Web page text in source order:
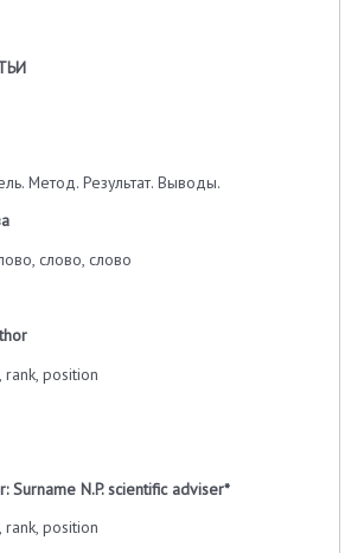
Метод. Результат. Выводы.
слово, слово
position
Surname N.P. scientific adviser*
position